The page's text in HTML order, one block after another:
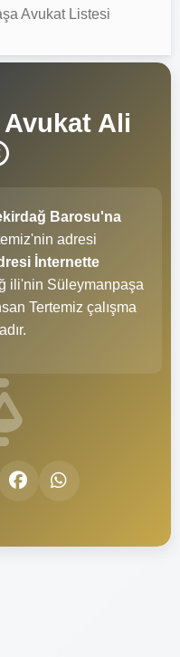
Avukat Listesi
Ali
Barosu'na
adresi
İnternette
ili'nin Süleymanpaşa
Tertemiz çalışma